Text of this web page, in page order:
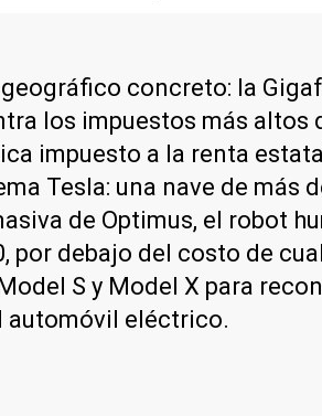
concreto: la
los impuestos más altos
impuesto a la renta
Tesla: una nave de
de Optimus, el robot
por debajo del costo de
S y Model X para
automóvil eléctrico.